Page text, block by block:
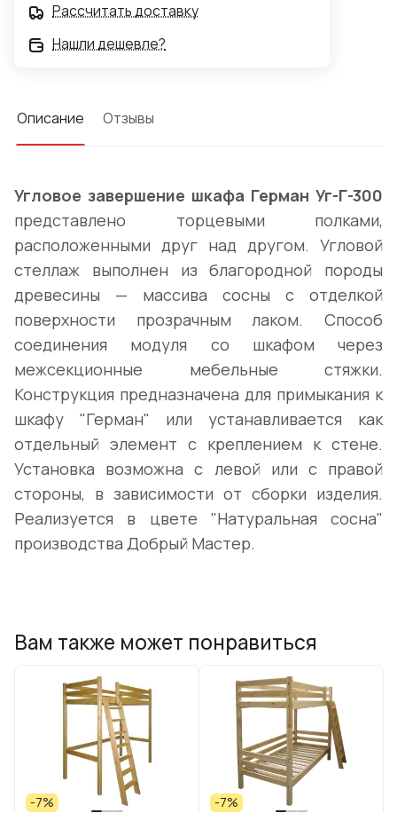
Рассчитать доставку
Нашли дешевле?
Описание Отзывы
Угловое завершение шкафа Герман Уг-Г-300
представлено торцевыми полками,
расположенными друг над другом. Угловой
стеллаж выполнен из благородной породы
древесины — массива сосны с отделкой
поверхности прозрачным лаком. Способ
соединения модуля со шкафом через
межсекционные мебельные стяжки.
Конструкция предназначена для примыкания к
шкафу "Герман" или устанавливается как
отдельный элемент с креплением к стене.
Установка возможна с левой или с правой
стороны, в зависимости от сборки изделия.
Реализуется в цвете "Натуральная сосна"
производства Добрый Мастер.
Вам также может понравиться
-7% -7%